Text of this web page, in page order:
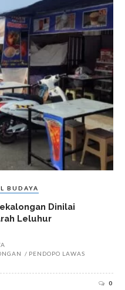
BUDAYA
Dinilai
Leluhur
PENDOPO LAWAS
0